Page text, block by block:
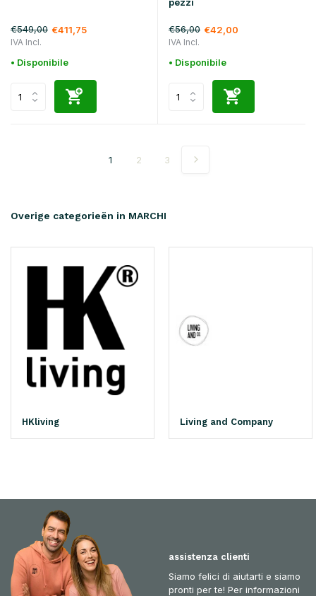
€549,00 €411,75
IVA Incl.
• Disponibile
pezzi
€56,00 €42,00
IVA Incl.
• Disponibile
1 2 3
Overige categorieën in MARCHI
HKliving Living and Company
assistenza clienti
Siamo felici di aiutarti e siamo
pronti per te! Per informazioni